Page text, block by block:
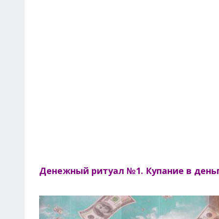
Денежный ритуал №1. Купание в